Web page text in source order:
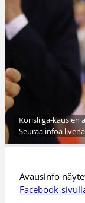
Korisliiga-kausien
Seuraa infoa
Avausinfo
Facebook-